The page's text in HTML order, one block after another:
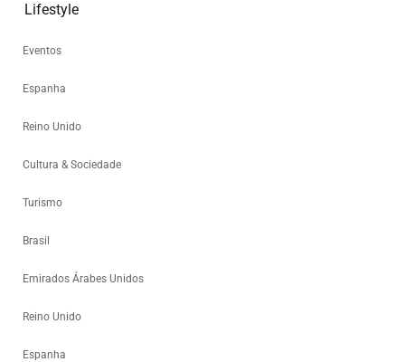
Lifestyle
Eventos
Espanha
Reino Unido
Cultura & Sociedade
Turismo
Brasil
Emirados Árabes Unidos
Reino Unido
Espanha